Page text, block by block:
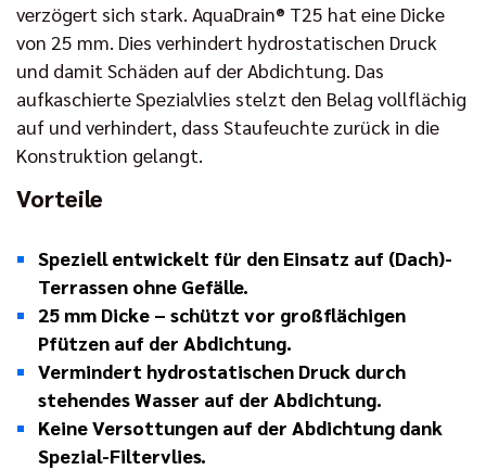
verzögert sich stark. AquaDrain® T25 hat eine Dicke
von 25 mm. Dies verhindert hydrostatischen Druck
und damit Schäden auf der Abdichtung. Das
aufkaschierte Spezialvlies stelzt den Belag vollflächig
auf und verhindert, dass Staufeuchte zurück in die
Konstruktion gelangt.
Vorteile
Speziell entwickelt für den Einsatz auf (Dach)-
Terrassen ohne Gefälle.
25 mm Dicke – schützt vor großflächigen
Pfützen auf der Abdichtung.
Vermindert hydrostatischen Druck durch
stehendes Wasser auf der Abdichtung.
Keine Versottungen auf der Abdichtung dank
Spezial-Filtervlies.